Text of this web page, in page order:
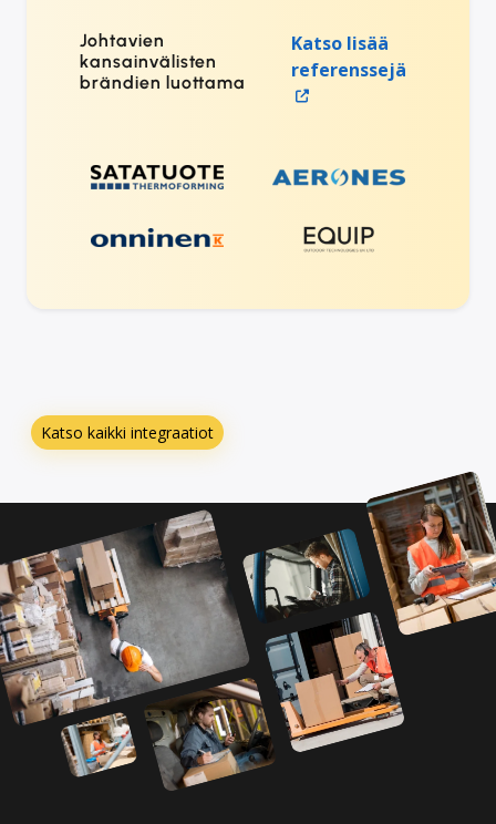
Johtavien
kansainvälisten
brändien luottama
Katso lisää
referenssejä
Katso kaikki integraatiot